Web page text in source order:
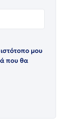
μου
που θα